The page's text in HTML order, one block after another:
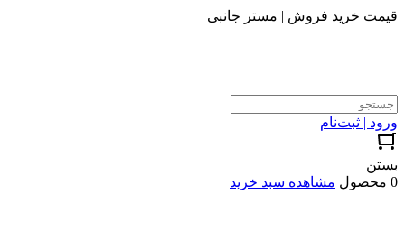
قیمت خرید فروش | مستر جانبی
ورود | ثبت‌نام
بستن
0 محصول
مشاهده سبد خرید